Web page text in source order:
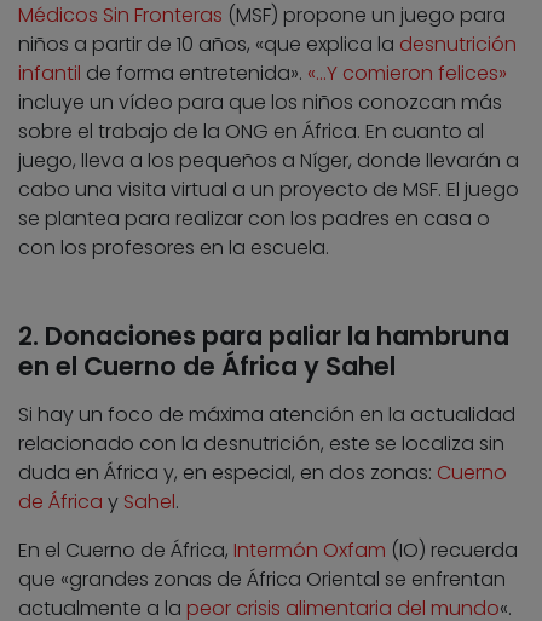
Médicos Sin Fronteras (MSF) propone un juego para
niños a partir de 10 años, «que explica la desnutrición
infantil de forma entretenida». «…Y comieron felices»
incluye un vídeo para que los niños conozcan más
sobre el trabajo de la ONG en África. En cuanto al
juego, lleva a los pequeños a Níger, donde llevarán a
cabo una visita virtual a un proyecto de MSF. El juego
se plantea para realizar con los padres en casa o
con los profesores en la escuela.
2. Donaciones para paliar la hambruna
en el Cuerno de África y Sahel
Si hay un foco de máxima atención en la actualidad
relacionado con la desnutrición, este se localiza sin
duda en África y, en especial, en dos zonas: Cuerno
de África y Sahel.
En el Cuerno de África, Intermón Oxfam (IO) recuerda
que «grandes zonas de África Oriental se enfrentan
actualmente a la peor crisis alimentaria del mundo«.